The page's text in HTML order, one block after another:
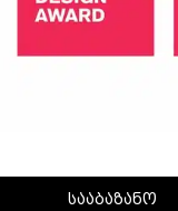
სააბაზანო